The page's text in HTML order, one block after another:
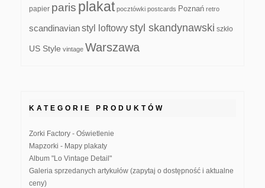
papier paris plakat pocztówki postcards Poznań retro
scandinavianstyl loftowystyl skandynawski szkło
US Style vintage Warszawa
KATEGORIE PRODUKTÓW
Zorki Factory - Oświetlenie
Mapzorki - Mapy plakaty
Album "Lo Vintage Detail"
Galeria sprzedanych artykułów (zapytaj o dostępność i aktualne
ceny)